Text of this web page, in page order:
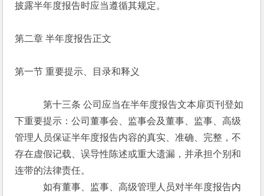
披露半年度报告时应当遵循其规定。
第二章 半年度报告正文
第一节 重要提示、目录和释义
第十三条 公司应当在半年度报告文本扉页刊登如
下重要提示：公司董事会、监事会及董事、监事、高级
管理人员保证半年度报告内容的真实、准确、完整，不
存在虚假记载、误导性陈述或重大遗漏，并承担个别和
连带的法律责任。
如有董事、监事、高级管理人员对半年度报告内